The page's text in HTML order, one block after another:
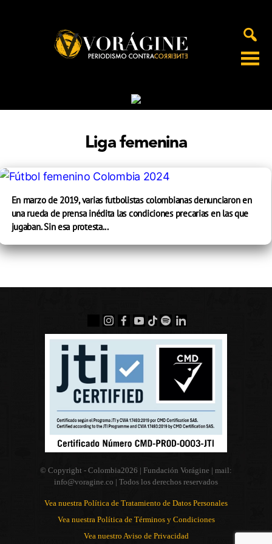
Liga femenina
En marzo de 2019, varias futbolistas colombianas denunciaron en
una rueda de prensa inédita las condiciones precarias en las que
jugaban. Sin esa protesta...
© Copyright - Colombia2026 | Fundación Vorágine | mail:
info@voragine.co | Todos los derechos reservados
Vea nuestra Política de Tratamiento de Datos Personales
Vea nuestra Política de Términos y Condiciones
Vea nuestro Aviso de Privacidad